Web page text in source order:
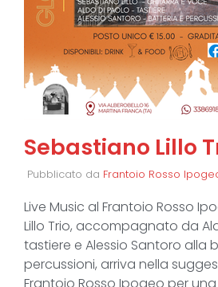
Sebastiano Lillo
Pubblicato da Frantoio Rosso
Live Music al Frantoio Rosso
Lillo Trio, accompagnato da
tastiere e Alessio Santoro alla
percussioni, arriva nella